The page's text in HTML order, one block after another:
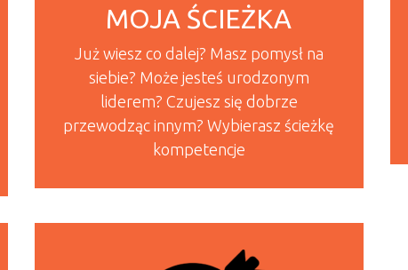
MOJA ŚCIEŻKA
Już wiesz co dalej? Masz pomysł na
siebie? Może jesteś urodzonym
liderem? Czujesz się dobrze
przewodząc innym? Wybierasz ścieżkę
kompetencje